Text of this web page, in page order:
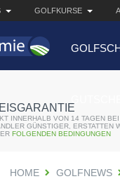
GOLFKURSE
INNERHALB VON 14 TAGEN
GÜNSTIGER, ERSTATTEN
FOLGENDEN BEDINGUNGEN
HOME GOLFNEWS